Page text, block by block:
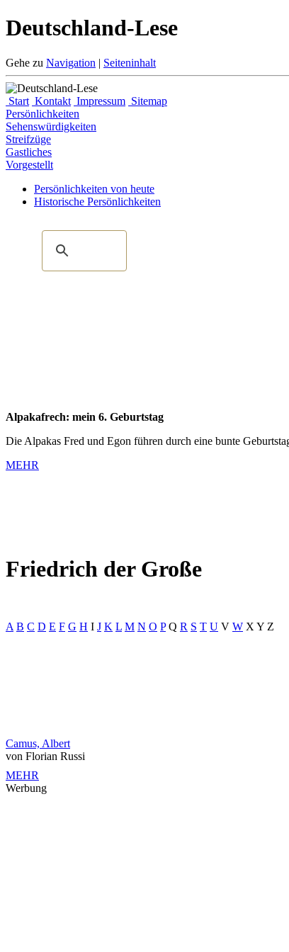
Deutschland-Lese
Gehe zu Navigation | Seiteninhalt
Start Kontakt Impressum Sitemap
Persönlichkeiten
Sehenswürdigkeiten
Streifzüge
Gastliches
Vorgestellt
Persönlichkeiten von heute
Historische Persönlichkeiten
Alpakafrech: mein 6. Geburtstag
Die Alpakas Fred und Egon führen durch eine bunte
MEHR
Friedrich der Große
A B C D E F G H I J K L M N O P Q R S T U V W X Y Z
Camus, Albert
von Florian Russi
MEHR
Werbung